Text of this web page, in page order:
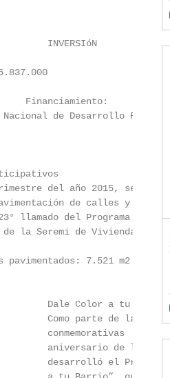
INVERSIóN
Financiamiento:
de Desarrollo Regional
del año 2015, se
de calles y
llamado del Programa de
la Seremi de Vivienda y
pavimentados: 7.521 m2
Dale Color a tu Barrio
Como parte de las
conmemorativas
aniversario de la
desarrolló el